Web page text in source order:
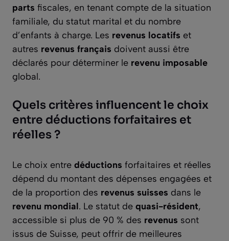
parts fiscales, en tenant compte de la situation
familiale, du statut marital et du nombre
d’enfants à charge. Les revenus locatifs et
autres revenus français doivent aussi être
déclarés pour déterminer le revenu imposable
global.
Quels critères influencent le choix
entre déductions forfaitaires et
réelles ?
Le choix entre déductions forfaitaires et réelles
dépend du montant des dépenses engagées et
de la proportion des revenus suisses dans le
revenu mondial. Le statut de quasi-résident,
accessible si plus de 90 % des revenus sont
issus de Suisse, peut offrir de meilleures